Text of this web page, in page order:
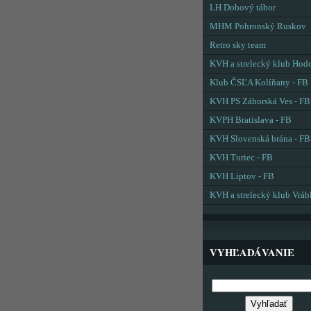
LH Dobový tábor
MHM Pohronský Ruskov
Retro sky team
KVH a strelecký klub
Klub ČSĽA Kolíňany - FB
KVH PS Záhorská Ves - FB
KVPH Bratislava - FB
KVH Slovenská brána - FB
KVH Turiec - FB
KVH Liptov - FB
KVH a strelecký klub
VYHĽADÁVANIE